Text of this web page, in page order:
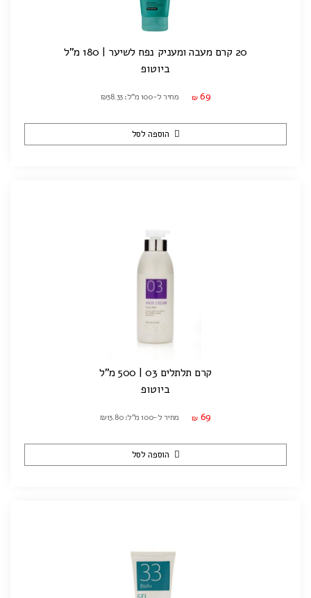
20 קרם מעבה ומעניק נפח לשיער | 180 מ"ל
ביוטופ
₪ 69 מחיר ל-100 מ"ל: ₪38.33
הוספה לסל
קרם תלתלים 03 | 500 מ"ל
ביוטופ
₪ 69 מחיר ל-100 מ"ל: ₪13.80
הוספה לסל